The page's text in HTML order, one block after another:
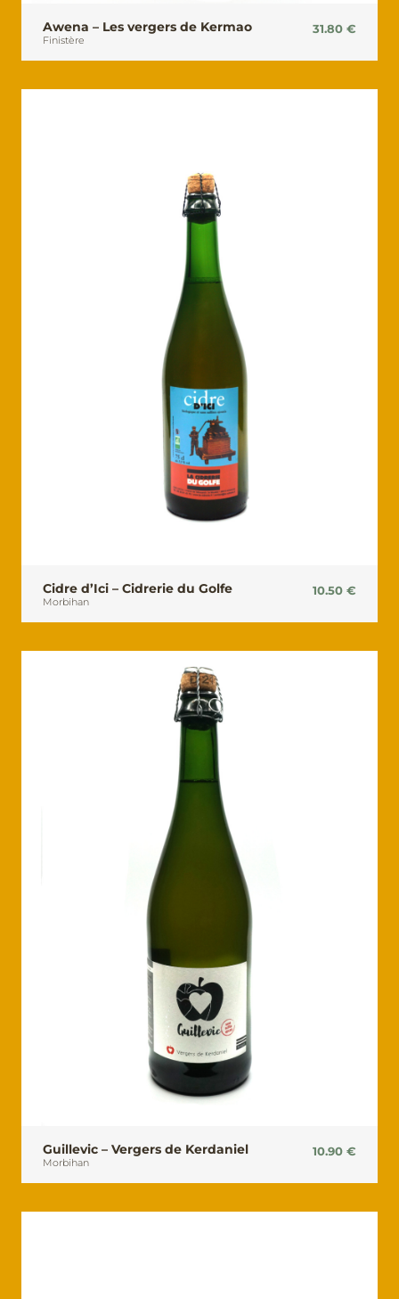
Awena – Les vergers de Kermao
Finistère
31.80 €
Cidre d’Ici – Cidrerie du Golfe
Morbihan
10.50 €
Guillevic – Vergers de Kerdaniel
Morbihan
10.90 €